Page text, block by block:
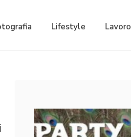
Lifestyle Lavoro